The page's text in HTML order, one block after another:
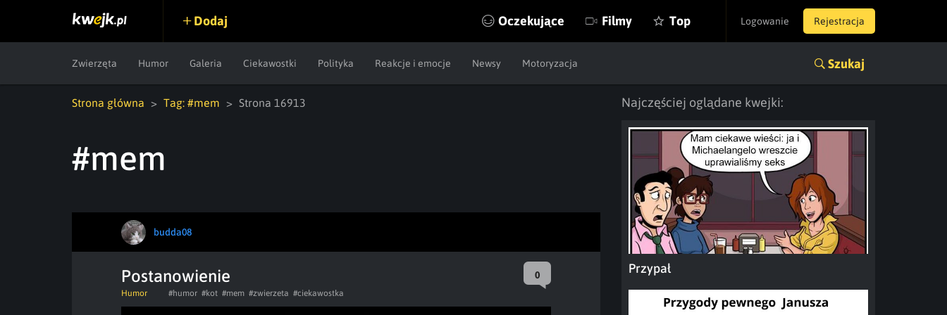
Logowanie Rejestracja
Dodaj Oczekujące Filmy Top
Zwierzęta Humor Galeria Ciekawostki Polityka Reakcje i emocje Newsy Motoryzacja Szukaj
Strona główna Tag: #mem Strona 16913
#mem
budda08
Postanowienie 0
Humor #humor #kot #mem #zwierzeta #ciekawostka
Najczęściej oglądane kwejki:
Przypał